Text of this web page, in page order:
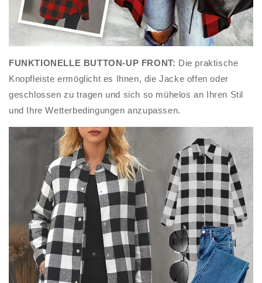
FUNKTIONELLE BUTTON-UP FRONT: Die praktische
Knopfleiste ermöglicht es Ihnen, die Jacke offen oder
geschlossen zu tragen und sich so mühelos an Ihren Stil
und Ihre Wetterbedingungen anzupassen.